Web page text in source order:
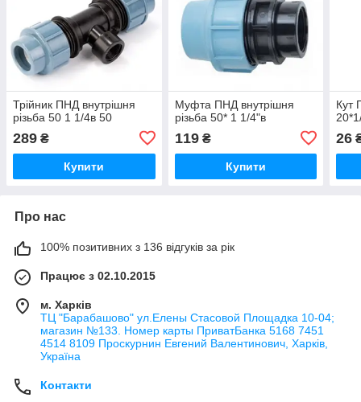
Трійник ПНД внутрішня
різьба 50 1 1/4в 50
289 ₴
Купити
Муфта ПНД внутрішня
різьба 50* 1 1/4"в
119₴
Купити
Кут
26
Про нас
100% позитивних з 136 відгуків за рік
Працює з 02.10.2015
м. Харків
ТЦ "Барабашово" ул.Елены Стасовой Площадка 10-04;
магазин №133. Номер карты ПриватБанка 5168 7451
4514 8109 Проскурнин Евгений Валентинович, Харків,
Україна
Контакти